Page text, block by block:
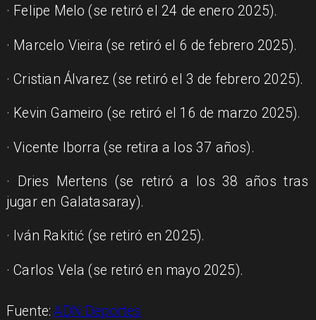
· Felipe Melo (se retiró el 24 de enero 2025).
· Marcelo Vieira (se retiró el 6 de febrero 2025).
· Cristian Álvarez (se retiró el 3 de febrero 2025).
· Kevin Gameiro (se retiró el 16 de marzo 2025).
· Vicente Iborra (se retira a los 37 años).
· Dries Mertens (se retiró a los 38 años tras
jugar en Galatasaray).
· Iván Rakitić (se retiró en 2025).
· Carlos Vela (se retiró en mayo 2025).
Fuente:ADN Deportes